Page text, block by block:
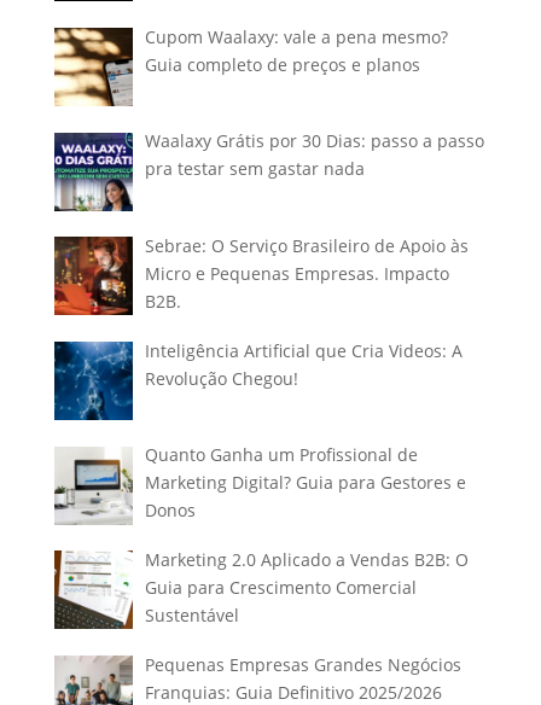
Cupom Waalaxy: vale a pena mesmo?
Guia completo de preços e planos
Waalaxy Grátis por 30 Dias: passo a passo
pra testar sem gastar nada
Sebrae: O Serviço Brasileiro de Apoio às
Micro e Pequenas Empresas. Impacto
B2B.
Inteligência Artificial que Cria Videos: A
Revolução Chegou!
Quanto Ganha um Profissional de
Marketing Digital? Guia para Gestores e
Donos
Marketing 2.0 Aplicado a Vendas B2B: O
Guia para Crescimento Comercial
Sustentável
Pequenas Empresas Grandes Negócios
Franquias: Guia Definitivo 2025/2026